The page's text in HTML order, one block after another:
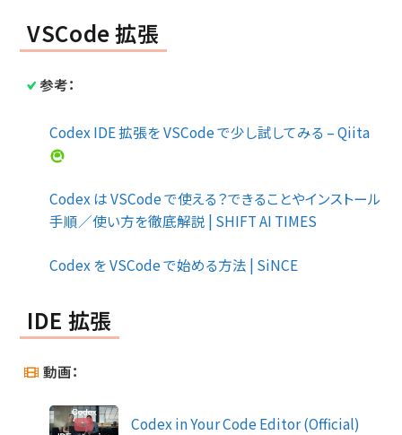
VSCode 拡張
参考：
Codex IDE 拡張を VSCode で少し試してみる – Qiita
Codex は VSCode で使える？できることやインストール
手順／使い方を徹底解説 | SHIFT AI TIMES
Codex を VSCode で始める方法 | SiNCE
IDE 拡張
動画：
Codex in Your Code Editor (Official)